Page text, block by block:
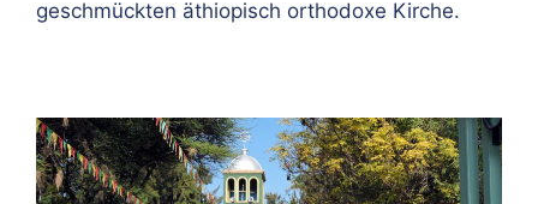
geschmückten äthiopisch orthodoxe Kirche.